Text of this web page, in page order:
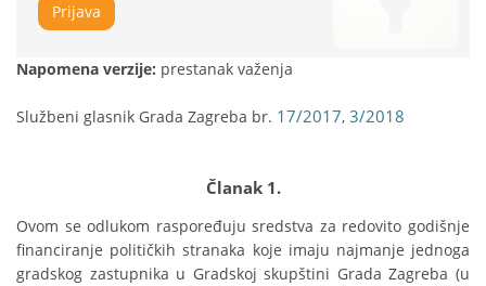
Prijava
Napomena verzije: prestanak važenja
Službeni glasnik Grada Zagreba br. 17/2017, 3/2018
Članak 1.
Ovom se odlukom raspoređuju sredstva za redovito godišnje
financiranje političkih stranaka koje imaju najmanje jednoga
gradskog zastupnika u Gradskoj skupštini Grada Zagreba (u